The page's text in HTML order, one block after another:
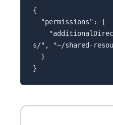
{
  "permissions": {
s/", "~/shared-
  }
}